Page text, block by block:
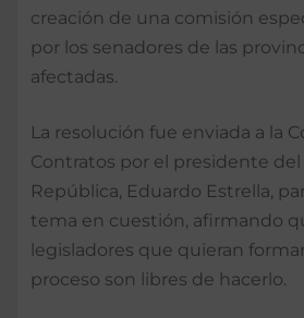
creación de una comisión
por los senadores de las
afectadas.
La resolución fue enviada a la
Contratos por el presidente del
República, Eduardo Estrella,
tema en cuestión, afirmando
legisladores que quieran
proceso son libres de hacerlo.